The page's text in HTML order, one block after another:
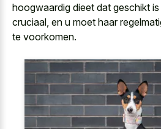
hoogwaardig dieet dat geschikt
cruciaal, en u moet haar
te voorkomen.